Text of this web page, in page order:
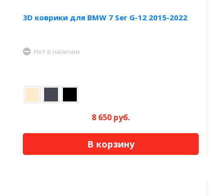
3D коврики для BMW 7 Ser G-12 2015-2022
Нет в наличии
8 650 руб.
В корзину